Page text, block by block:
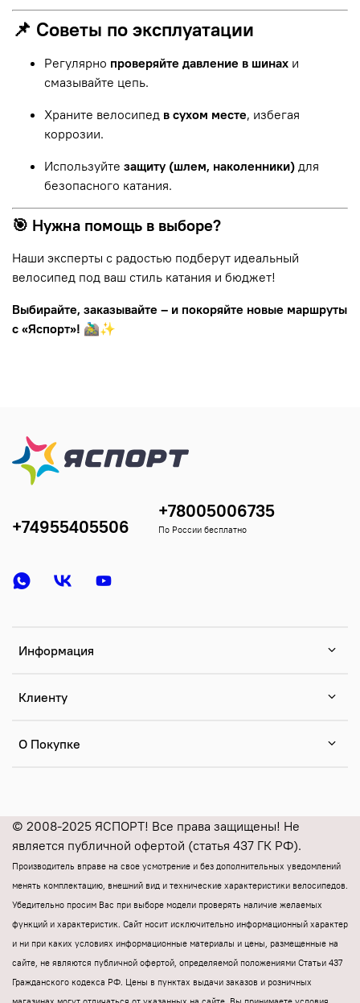
📌 Советы по эксплуатации
Регулярно проверяйте давление в шинах и
смазывайте цепь.
Храните велосипед в сухом месте, избегая
коррозии.
Используйте защиту (шлем, наколенники) для
безопасного катания.
🎯 Нужна помощь в выборе?
Наши эксперты с радостью подберут идеальный
велосипед под ваш стиль катания и бюджет!
Выбирайте, заказывайте – и покоряйте новые маршруты
с «Яспорт»! 🚵‍♂️✨
Информация
Клиенту
О Покупке
+74955405506
+78005006735
По России бесплатно
© 2008-2025 ЯСПОРТ! Все права защищены! Не
является публичной офертой (статья 437 ГК РФ).
Производитель вправе на свое усмотрение и без дополнительных уведомлений
менять комплектацию, внешний вид и технические характеристики велосипедов.
Убедительно просим Вас при выборе модели проверять наличие желаемых
функций и характеристик. Cайт носит исключительно информационный характер
и ни при каких условиях информационные материалы и цены, размещенные на
сайте, не являются публичной офертой, определяемой положениями Статьи 437
Гражданского кодекса РФ. Цены в пунктах выдачи заказов и розничных